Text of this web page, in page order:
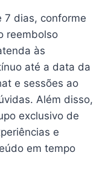
7 dias, conforme
reembolso
às
até a data da
e sessões ao
Além disso,
exclusivo de
e
em tempo